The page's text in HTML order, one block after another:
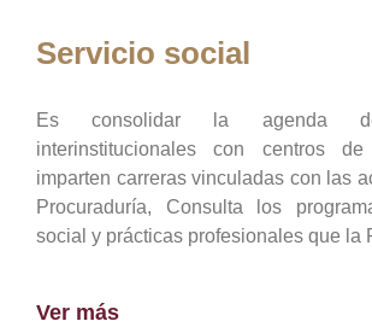
Servicio social
Es consolidar la agenda
interinstitucionales con centros
imparten carreras vinculadas con las
Procuraduría, Consulta los
social y prácticas profesionales que la
Ver más